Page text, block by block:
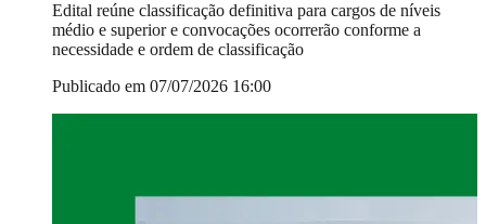
Edital reúne classificação definitiva para cargos de níveis
médio e superior e convocações ocorrerão conforme a
necessidade e ordem de classificação
Publicado em 07/07/2026 16:00